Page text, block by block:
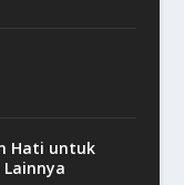
Hati untuk